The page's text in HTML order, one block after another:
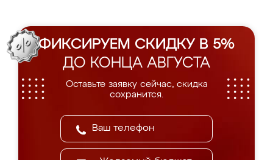
ФИКСИРУЕМ СКИДКУ В 5%
ДО КОНЦА АВГУСТА
Оставьте заявку сейчас, скидка
сохранится.